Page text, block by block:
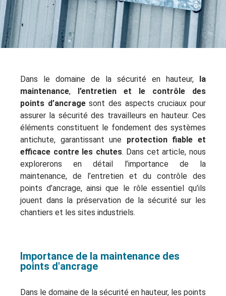
Dans le domaine de la sécurité en hauteur, la
maintenance, l’entretien et le contrôle des
points d’ancragesont des aspects cruciaux pour
assurer la sécurité des travailleurs en hauteur. Ces
éléments constituent le fondement des systèmes
antichute, garantissant une protection fiable et
efficace contre les chutes. Dans cet article, nous
explorerons en détail l’importance de la
maintenance, de l’entretien et du contrôle des
points d’ancrage, ainsi que le rôle essentiel qu’ils
jouent dans la préservation de la sécurité sur les
chantiers et les sites industriels.
Importance de la maintenance des
points d'ancrage
Dans le domaine de la sécurité en hauteur, les points